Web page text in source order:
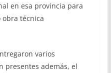
en esa provincia para
técnica
varios
presentes además, el